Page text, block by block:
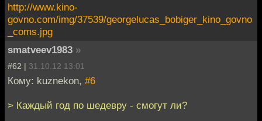
http://www.kino-
govno.com/img/37539/georgelucas_bobiger_kino_govno
_coms.jpg
smatveev1983 »
#62 | 31.10.12 13:01
Кому: kuznekon, #6
> Каждый год по шедевру - смогут ли?